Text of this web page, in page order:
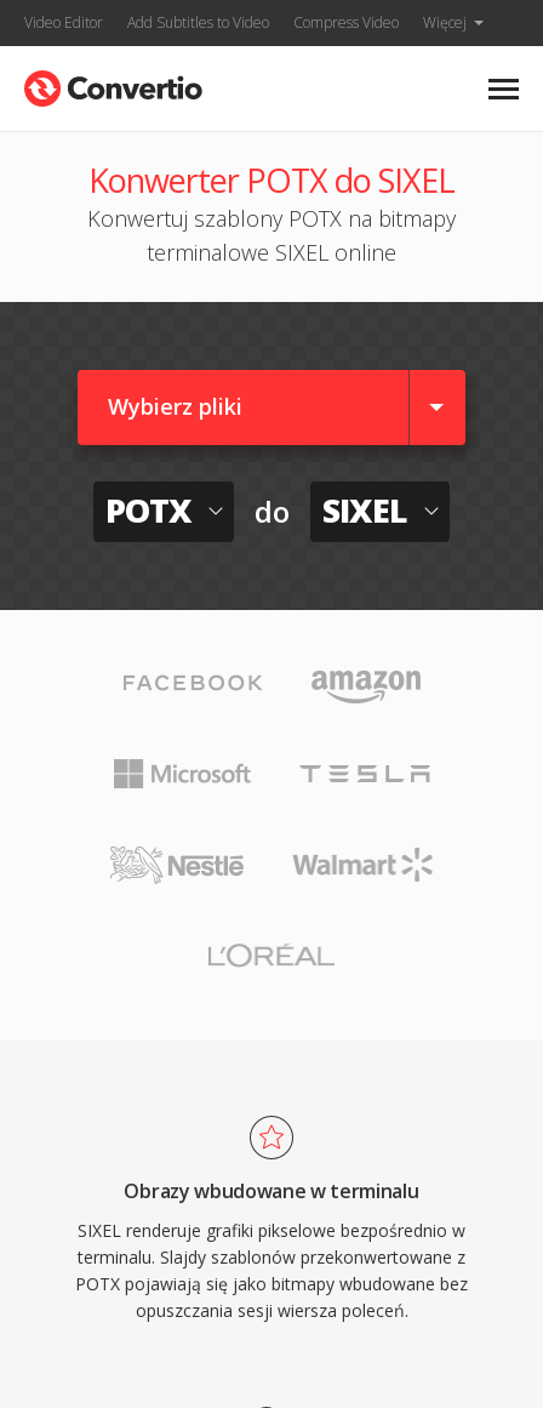
Video Editor Add Subtitles to Video Compress Video Więcej
Konwerter POTX do SIXEL
Konwertuj szablony POTX na bitmapy
terminalowe SIXEL online
Wybierz pliki
POTX do SIXEL
Obrazy wbudowane w terminalu
SIXEL renderuje grafiki pikselowe bezpośrednio w
terminalu. Slajdy szablonów przekonwertowane z
POTX pojawiają się jako bitmapy wbudowane bez
opuszczania sesji wiersza poleceń.